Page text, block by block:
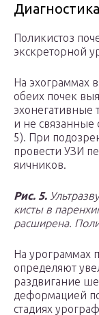
Диагностика
Поликистоз
экскреторной
На эхограммах
обеих почек
эхонегативные
и не связанные
5). При
провести УЗИ
яичников.
Рис. 5.
кисты в
расширена.
На урограммах
определяют
раздвигание
деформацией
стадиях